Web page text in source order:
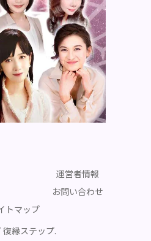
運営者情報
お問い合わせ
トマップ
縁ステップ.